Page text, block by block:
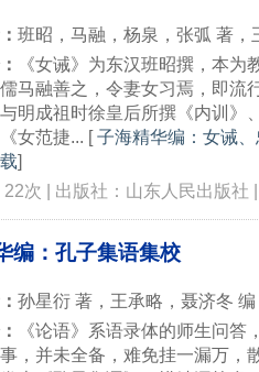
班昭，马融，杨泉，张弧 著
《女诫》为东汉班昭撰，本
马融善之，令妻女习焉，即流
与明成祖时徐皇后所撰《内训
女范捷... [子海精华编：女诫
]
22次 | 出版社：山东人民出版社
编：孔子集语集校
孙星衍 著，王承略，聂济冬
《论语》系语录体的师生问
，并未全备，难免挂一漏万，